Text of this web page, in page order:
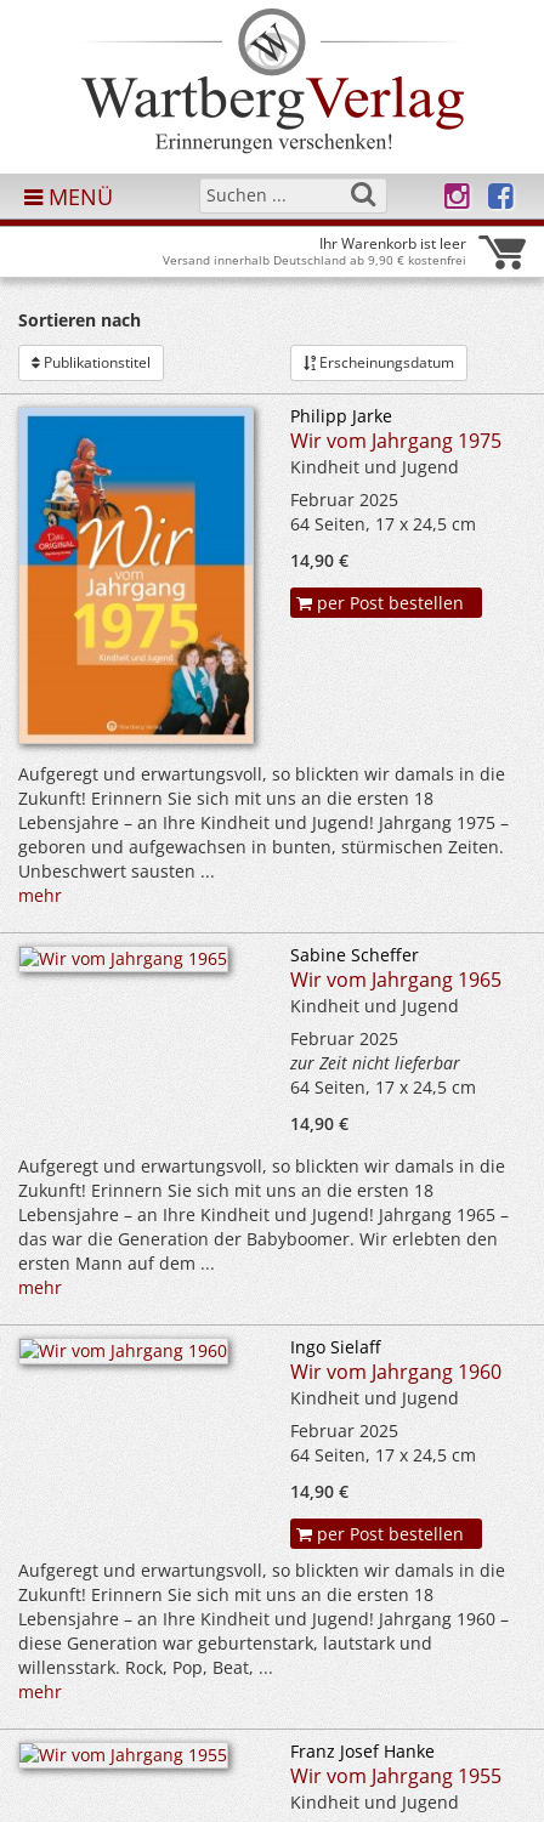
MENÜ
Ihr Warenkorb ist leer
Versand innerhalb Deutschland ab 9,90 € kostenfrei
Sortieren nach
Publikationstitel Erscheinungsdatum
Philipp Jarke
Wir vom Jahrgang 1975
Kindheit und Jugend
Februar 2025
64 Seiten, 17 x 24,5 cm
14,90 €
per Post bestellen
Aufgeregt und erwartungsvoll, so blickten wir damals in die
Zukunft! Erinnern Sie sich mit uns an die ersten 18
Lebensjahre – an Ihre Kindheit und Jugend! Jahrgang 1975 –
geboren und aufgewachsen in bunten, stürmischen Zeiten.
Unbeschwert sausten ...
mehr
Sabine Scheffer
Wir vom Jahrgang 1965
Kindheit und Jugend
Februar 2025
zur Zeit nicht lieferbar
64 Seiten, 17 x 24,5 cm
14,90 €
Aufgeregt und erwartungsvoll, so blickten wir damals in die
Zukunft! Erinnern Sie sich mit uns an die ersten 18
Lebensjahre – an Ihre Kindheit und Jugend! Jahrgang 1965 –
das war die Generation der Babyboomer. Wir erlebten den
ersten Mann auf dem ...
mehr
Ingo Sielaff
Wir vom Jahrgang 1960
Kindheit und Jugend
Februar 2025
64 Seiten, 17 x 24,5 cm
14,90 €
per Post bestellen
Aufgeregt und erwartungsvoll, so blickten wir damals in die
Zukunft! Erinnern Sie sich mit uns an die ersten 18
Lebensjahre – an Ihre Kindheit und Jugend! Jahrgang 1960 –
diese Generation war geburtenstark, lautstark und
willensstark. Rock, Pop, Beat, ...
mehr
Franz Josef Hanke
Wir vom Jahrgang 1955
Kindheit und Jugend